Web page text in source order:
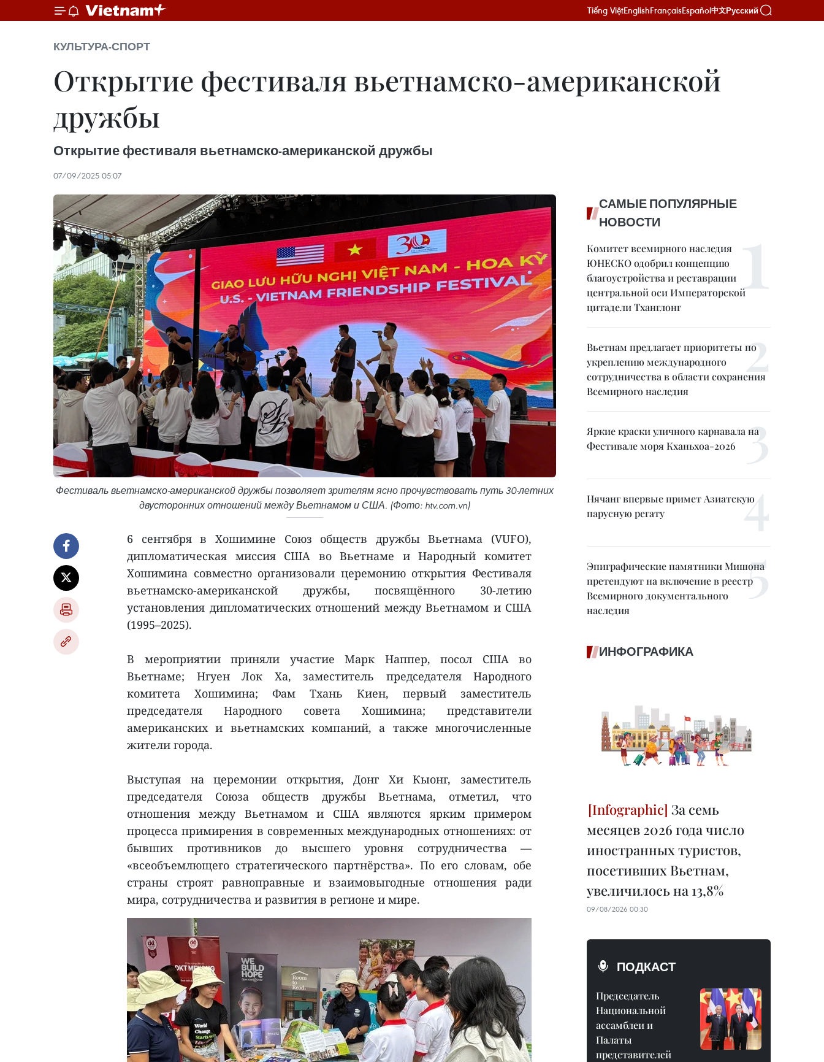
Tiếng ViệtEnglishFrançaisEspañol中文Русский
КУЛЬТУРА-СПОРТ
Открытие фестиваля вьетнамско-американской
дружбы
Открытие фестиваля вьетнамско-американской дружбы
07/09/2025 05:07
Фестиваль вьетнамско-американской дружбы позволяет зрителям ясно прочувствовать путь 30-летних
двусторонних отношений между Вьетнамом и США. (Фото: htv.com.vn)
6 сентября в Хошимине Союз обществ дружбы Вьетнама (VUFO),
дипломатическая миссия США во Вьетнаме и Народный комитет
Хошимина совместно организовали церемонию открытия Фестиваля
вьетнамско-американской дружбы, посвящённого 30-летию
установления дипломатических отношений между Вьетнамом и США
(1995–2025).
В мероприятии приняли участие Марк Наппер, посол США во
Вьетнаме; Нгуен Лок Ха, заместитель председателя Народного
комитета Хошимина; Фам Тхань Киен, первый заместитель
председателя Народного совета Хошимина; представители
американских и вьетнамских компаний, а также многочисленные
жители города.
Выступая на церемонии открытия, Донг Хи Кыонг, заместитель
председателя Союза обществ дружбы Вьетнама, отметил, что
отношения между Вьетнамом и США являются ярким примером
процесса примирения в современных международных отношениях: от
бывших противников до высшего уровня сотрудничества —
«всеобъемлющего стратегического партнёрства». По его словам, обе
страны строят равноправные и взаимовыгодные отношения ради
мира, сотрудничества и развития в регионе и мире.
САМЫЕ ПОПУЛЯРНЫЕ
НОВОСТИ
Комитет всемирного наследия
ЮНЕСКО одобрил концепцию
благоустройства и реставрации
центральной оси Императорской
цитадели Тханглонг
Вьетнам предлагает приоритеты по
укреплению международного
сотрудничества в области сохранения
Всемирного наследия
Яркие краски уличного карнавала на
Фестивале моря Кханьхоа-2026
Нячанг впервые примет Азиатскую
парусную регату
Эпиграфические памятники Мишона
претендуют на включение в реестр
Всемирного документального
наследия
ИНФОГРАФИКА
За семь
месяцев 2026 года число
иностранных туристов,
посетивших Вьетнам,
увеличилось на 13,8%
09/08/2026 00:30
ПОДКАСТ
Председатель
Национальной
ассамблеи и
Палаты
представителей